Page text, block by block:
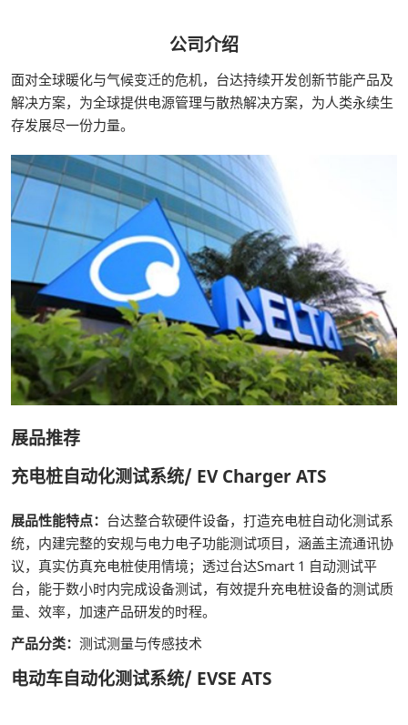
公司介绍
面对全球暖化与气候变迁的危机，台达持续开发创新节能产品及
解决方案，为全球提供电源管理与散热解决方案，为人类永续生
存发展尽一份力量。
展品推荐
充电桩自动化测试系统/ EV Charger ATS
展品性能特点： 台达整合软硬件设备，打造充电桩自动化测试系
统，内建完整的安规与电力电子功能测试项目，涵盖主流通讯协
议，真实仿真充电桩使用情境；透过台达Smart 1 自动测试平
台，能于数小时内完成设备测试，有效提升充电桩设备的测试质
量、效率，加速产品研发的时程。
产品分类： 测试测量与传感技术
电动车自动化测试系统/ EVSE ATS